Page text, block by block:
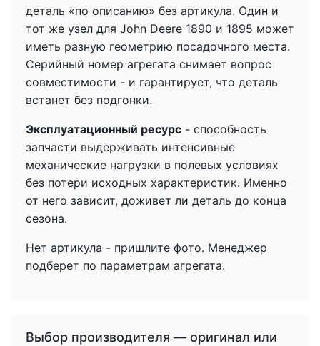
деталь «по описанию» без артикула. Один и
тот же узел для John Deere 1890 и 1895 может
иметь разную геометрию посадочного места.
Серийный номер агрегата снимает вопрос
совместимости - и гарантирует, что деталь
встанет без подгонки.
Эксплуатационный ресурс - способность
запчасти выдерживать интенсивные
механические нагрузки в полевых условиях
без потери исходных характеристик. Именно
от него зависит, доживет ли деталь до конца
сезона.
Нет артикула - пришлите фото. Менеджер
подберет по параметрам агрегата.
Выбор производителя — оригинал или